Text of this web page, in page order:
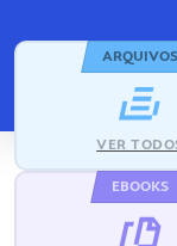
ARQUIVOS
VER
EBOOKS